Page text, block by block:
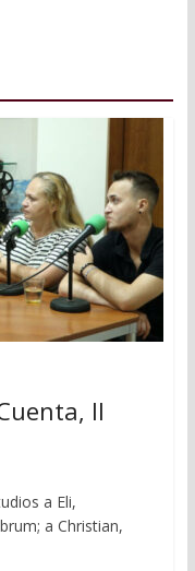
II
a Eli,
a Christian,